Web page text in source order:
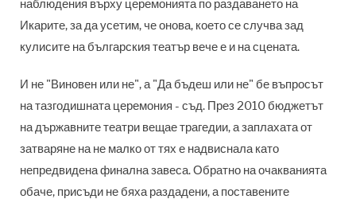
наблюдения върху церемонията по раздаването на
Икарите, за да усетим, че онова, което се случва зад
кулисите на българския театър вече е и на сцената.
И не "Виновен или не", а "Да бъдеш или не" бе въпросът
на тазгодишната церемония - съд. През 2010 бюджетът
на държавните театри вещае трагедии, а заплахата от
затваряне на не малко от тях е надвиснала като
непредвидена финална завеса. Обратно на очакванията
обаче, присъди не бяха раздадени, а поставените